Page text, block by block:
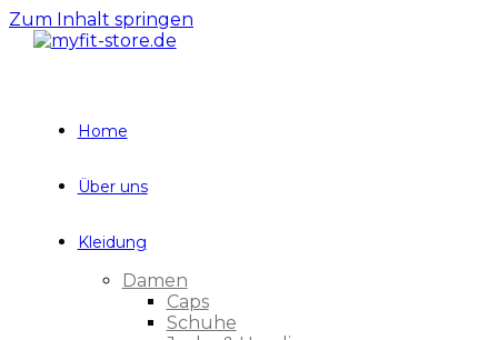
Zum Inhalt springen
Home
Über uns
Kleidung
Damen
Caps
Schuhe